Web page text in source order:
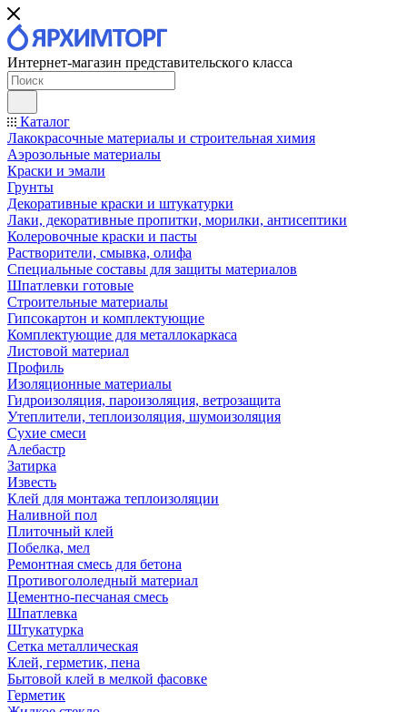
Интернет-магазин представительского класса
Каталог
Лакокрасочные материалы и строительная химия
Аэрозольные материалы
Краски и эмали
Грунты
Декоративные краски и штукатурки
Лаки, декоративные пропитки, морилки, антисептики
Колеровочные краски и пасты
Растворители, смывка, олифа
Специальные составы для защиты материалов
Шпатлевки готовые
Строительные материалы
Гипсокартон и комплектующие
Комплектующие для металлокаркаса
Листовой материал
Профиль
Изоляционные материалы
Гидроизоляция, пароизоляция, ветрозащита
Утеплители, теплоизоляция, шумоизоляция
Сухие смеси
Алебастр
Затирка
Известь
Клей для монтажа теплоизоляции
Наливной пол
Плиточный клей
Побелка, мел
Ремонтная смесь для бетона
Противогололедный материал
Цементно-песчаная смесь
Шпатлевка
Штукатурка
Сетка металлическая
Клей, герметик, пена
Бытовой клей в мелкой фасовке
Герметик